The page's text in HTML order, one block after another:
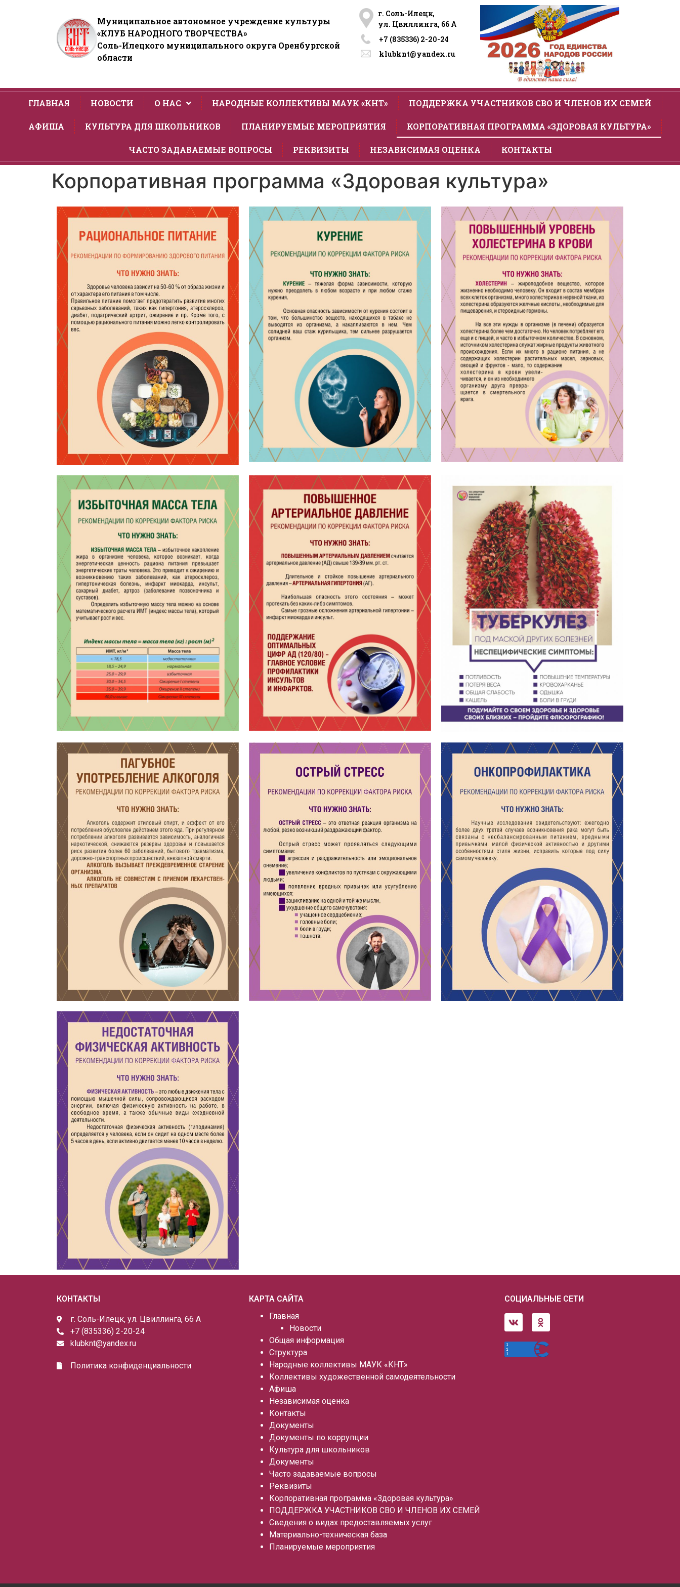
Муниципальное автономное учреждение культуры
«КЛУБ НАРОДНОГО ТВОРЧЕСТВА»
Соль-Илецкого муниципального округа Оренбургской
области
г. Соль-Илецк,
ул. Цвиллинга, 66 А
+7 (835336) 2-20-24​
klubknt@yandex.ru
ГЛАВНАЯ НОВОСТИ О НАС НАРОДНЫЕ КОЛЛЕКТИВЫ МАУК «КНТ» ПОДДЕРЖКА УЧАСТНИКОВ СВО И ЧЛЕНОВ ИХ СЕМЕЙ
АФИША КУЛЬТУРА ДЛЯ ШКОЛЬНИКОВ ПЛАНИРУЕМЫЕ МЕРОПРИЯТИЯ КОРПОРАТИВНАЯ ПРОГРАММА «ЗДОРОВАЯ КУЛЬТУРА»
ЧАСТО ЗАДАВАЕМЫЕ ВОПРОСЫ РЕКВИЗИТЫ НЕЗАВИСИМАЯ ОЦЕНКА КОНТАКТЫ
Корпоративная программа «Здоровая культура»
КОНТАКТЫ
г. Соль-Илецк, ул. Цвиллинга, 66 А
+7 (835336) 2-20-24
klubknt@yandex.ru
Политика конфиденциальности
КАРТА САЙТА
Главная
Новости
Общая информация
Структура
Народные коллективы МАУК «КНТ»
Коллективы художественной самодеятельности
Афиша
Независимая оценка
Контакты
Документы
Документы по коррупции
Культура для школьников
Документы
Часто задаваемые вопросы
Реквизиты
Корпоративная программа «Здоровая культура»
ПОДДЕРЖКА УЧАСТНИКОВ СВО И ЧЛЕНОВ ИХ СЕМЕЙ
Сведения о видах предоставляемых услуг
Материально-техническая база
Планируемые мероприятия
СОЦИАЛЬНЫЕ СЕТИ